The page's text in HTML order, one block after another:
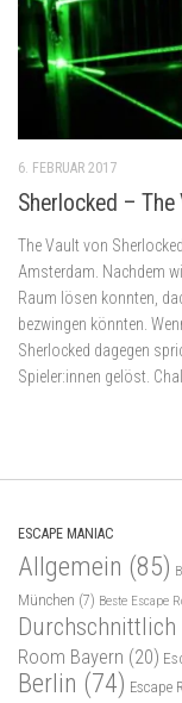
6. FEBRUAR 2017
Sherlocked –
The Vault von
Amsterdam. Nachdem
Raum lösen konnten,
bezwingen könnten.
Sherlocked dagegen
Spieler:innen gelöst.
ESCAPE MANIAC
Allgemein (85)
München (7) Beste Escape
Durchschnittlich
Room Bayern (20)
Berlin (74) Escape